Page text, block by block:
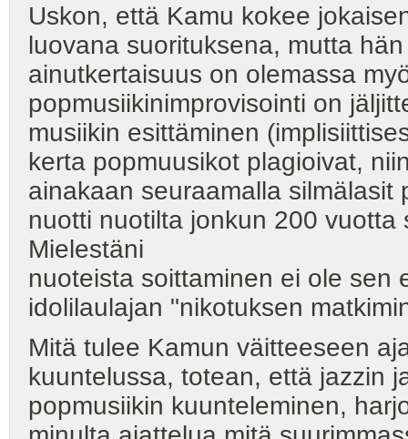
Uskon, että Kamu kokee
luovana suorituksena, mutta
ainutkertaisuus on olemassa
popmusiikinimprovisointi on
musiikin esittäminen
kerta popmuusikot plagioivat,
ainakaan seuraamalla silmälasit
nuotti nuotilta jonkun 200
Mielestäni
nuoteista soittaminen ei ole sen
idolilaulajan "nikotuksen
Mitä tulee Kamun väitteeseen
kuuntelussa, totean, että jazzin
popmusiikin kuunteleminen,